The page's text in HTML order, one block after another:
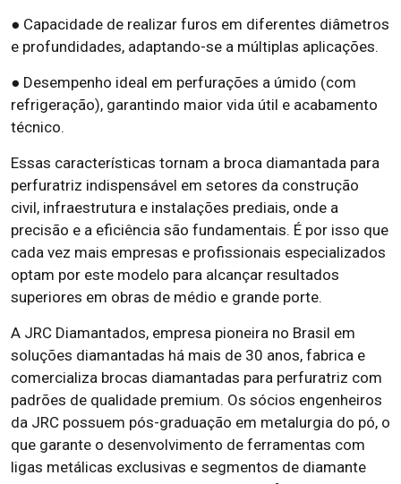
● Capacidade de realizar furos em diferentes diâmetros
e profundidades, adaptando-se a múltiplas aplicações.
● Desempenho ideal em perfurações a úmido (com
refrigeração), garantindo maior vida útil e acabamento
técnico.
Essas características tornam a broca diamantada para
perfuratriz indispensável em setores da construção
civil, infraestrutura e instalações prediais, onde a
precisão e a eficiência são fundamentais. É por isso que
cada vez mais empresas e profissionais especializados
optam por este modelo para alcançar resultados
superiores em obras de médio e grande porte.
A JRC Diamantados, empresa pioneira no Brasil em
soluções diamantadas há mais de 30 anos, fabrica e
comercializa brocas diamantadas para perfuratriz com
padrões de qualidade premium. Os sócios engenheiros
da JRC possuem pós-graduação em metalurgia do pó, o
que garante o desenvolvimento de ferramentas com
ligas metálicas exclusivas e segmentos de diamante